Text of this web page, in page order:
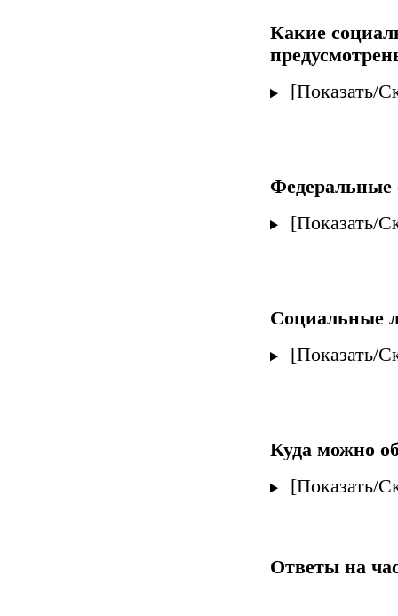
Какие
[Показать/
Федеральные
[Показать/
Социальные
[Показать/
Куда можно
[Показать/
Ответы на